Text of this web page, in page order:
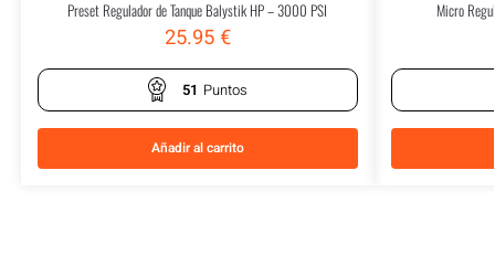
Preset Regulador de Tanque Balystik HP – 3000 PSI
25.95€
51 Puntos
Añadir al carrito
Micro